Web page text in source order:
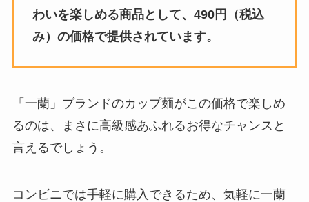
わいを楽しめる商品として、490円（税込
み）の価格で提供されています。
「一蘭」ブランドのカップ麺がこの価格で楽しめ
るのは、まさに高級感あふれるお得なチャンスと
言えるでしょう。
コンビニでは手軽に購入できるため、気軽に一蘭